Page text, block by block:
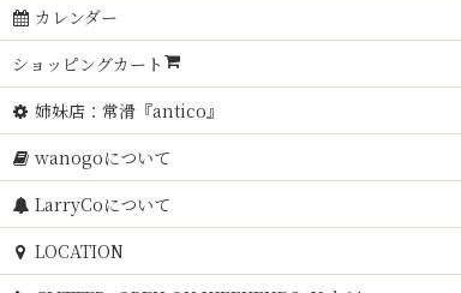
カレンダー
ショッピングカート
姉妹店：常滑『antico』
wanogoについて
LarryCoについて
LOCATION